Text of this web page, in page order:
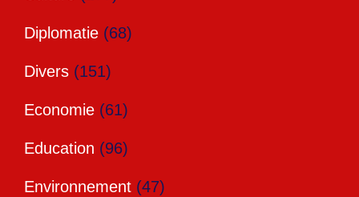
Diplomatie (68)
Divers (151)
Economie (61)
Education (96)
Environnement (47)